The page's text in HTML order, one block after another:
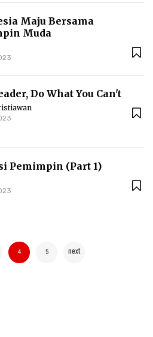
Maju Bersama
Muda
Do What You Can't
Pemimpin (Part 1)
4 5 next